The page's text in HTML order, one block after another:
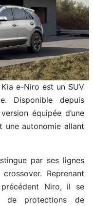
e-Niro est un SUV
Disponible depuis
équipée d’une
une autonomie allant
par ses lignes
Reprenant
Niro, il se
de protections de